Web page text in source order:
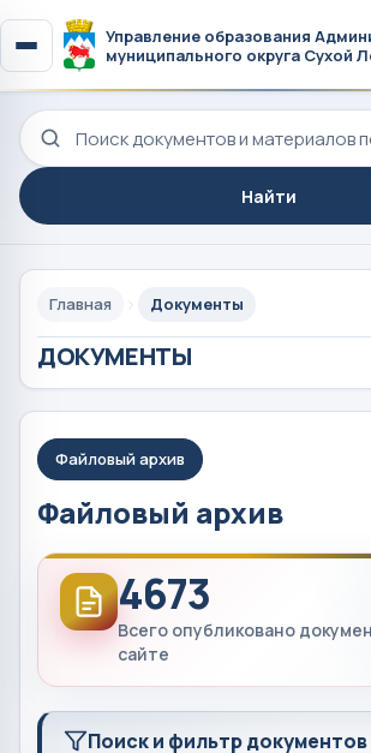
Управление образования
муниципального округа Сухой
Поиск по сайту
Найти
Главная Документы
ДОКУМЕНТЫ
Файловый архив
Файловый архив
4673
Всего опубликовано
сайте
Поиск и фильтр документов